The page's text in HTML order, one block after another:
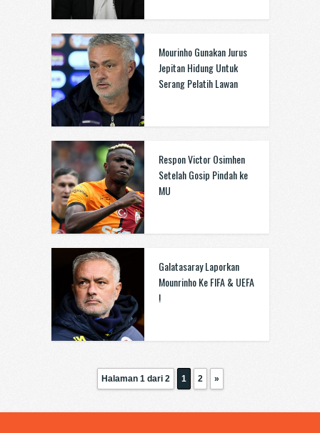
Mourinho Gunakan Jurus
Jepitan Hidung Untuk
Serang Pelatih Lawan
Respon Victor Osimhen
Setelah Gosip Pindah ke
MU
Galatasaray Laporkan
Mounrinho Ke FIFA & UEFA
!
Halaman 1 dari 2 1 2 »